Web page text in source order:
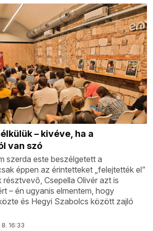
– kivéve, ha a
van szó
szerda este beszélgetett a
éppen az érintetteket „felejtették el”
Csepella Olivér azt is
– én ugyanis elmentem, hogy
és Hegyi Szabolcs között zajló
16:33